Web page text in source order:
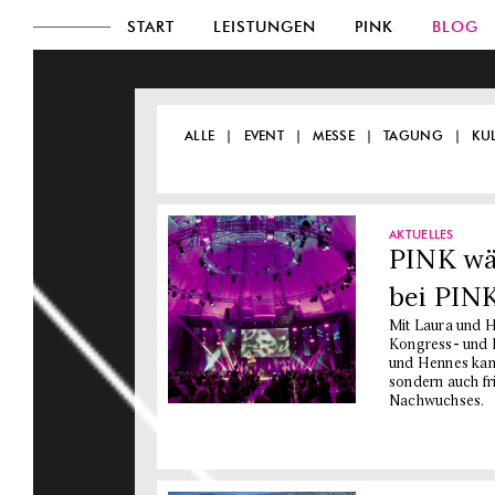
ALLE EVENT MESSE TAGUNG
AKTUELLES
PINK
bei
Mit Laura und
Kongress- und
und Hennes
sondern auch
Nachwuchses.
START LEISTUNGEN PINK BLOG